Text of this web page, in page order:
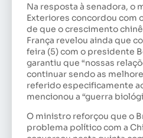
Na resposta à senadora, o
Exteriores concordou com
de que o crescimento
França revelou ainda que
feira (5) com o presidente
garantiu que “nossas
continuar sendo as
referido especificamente
mencionou a “guerra
O ministro reforçou que o
problema político com a